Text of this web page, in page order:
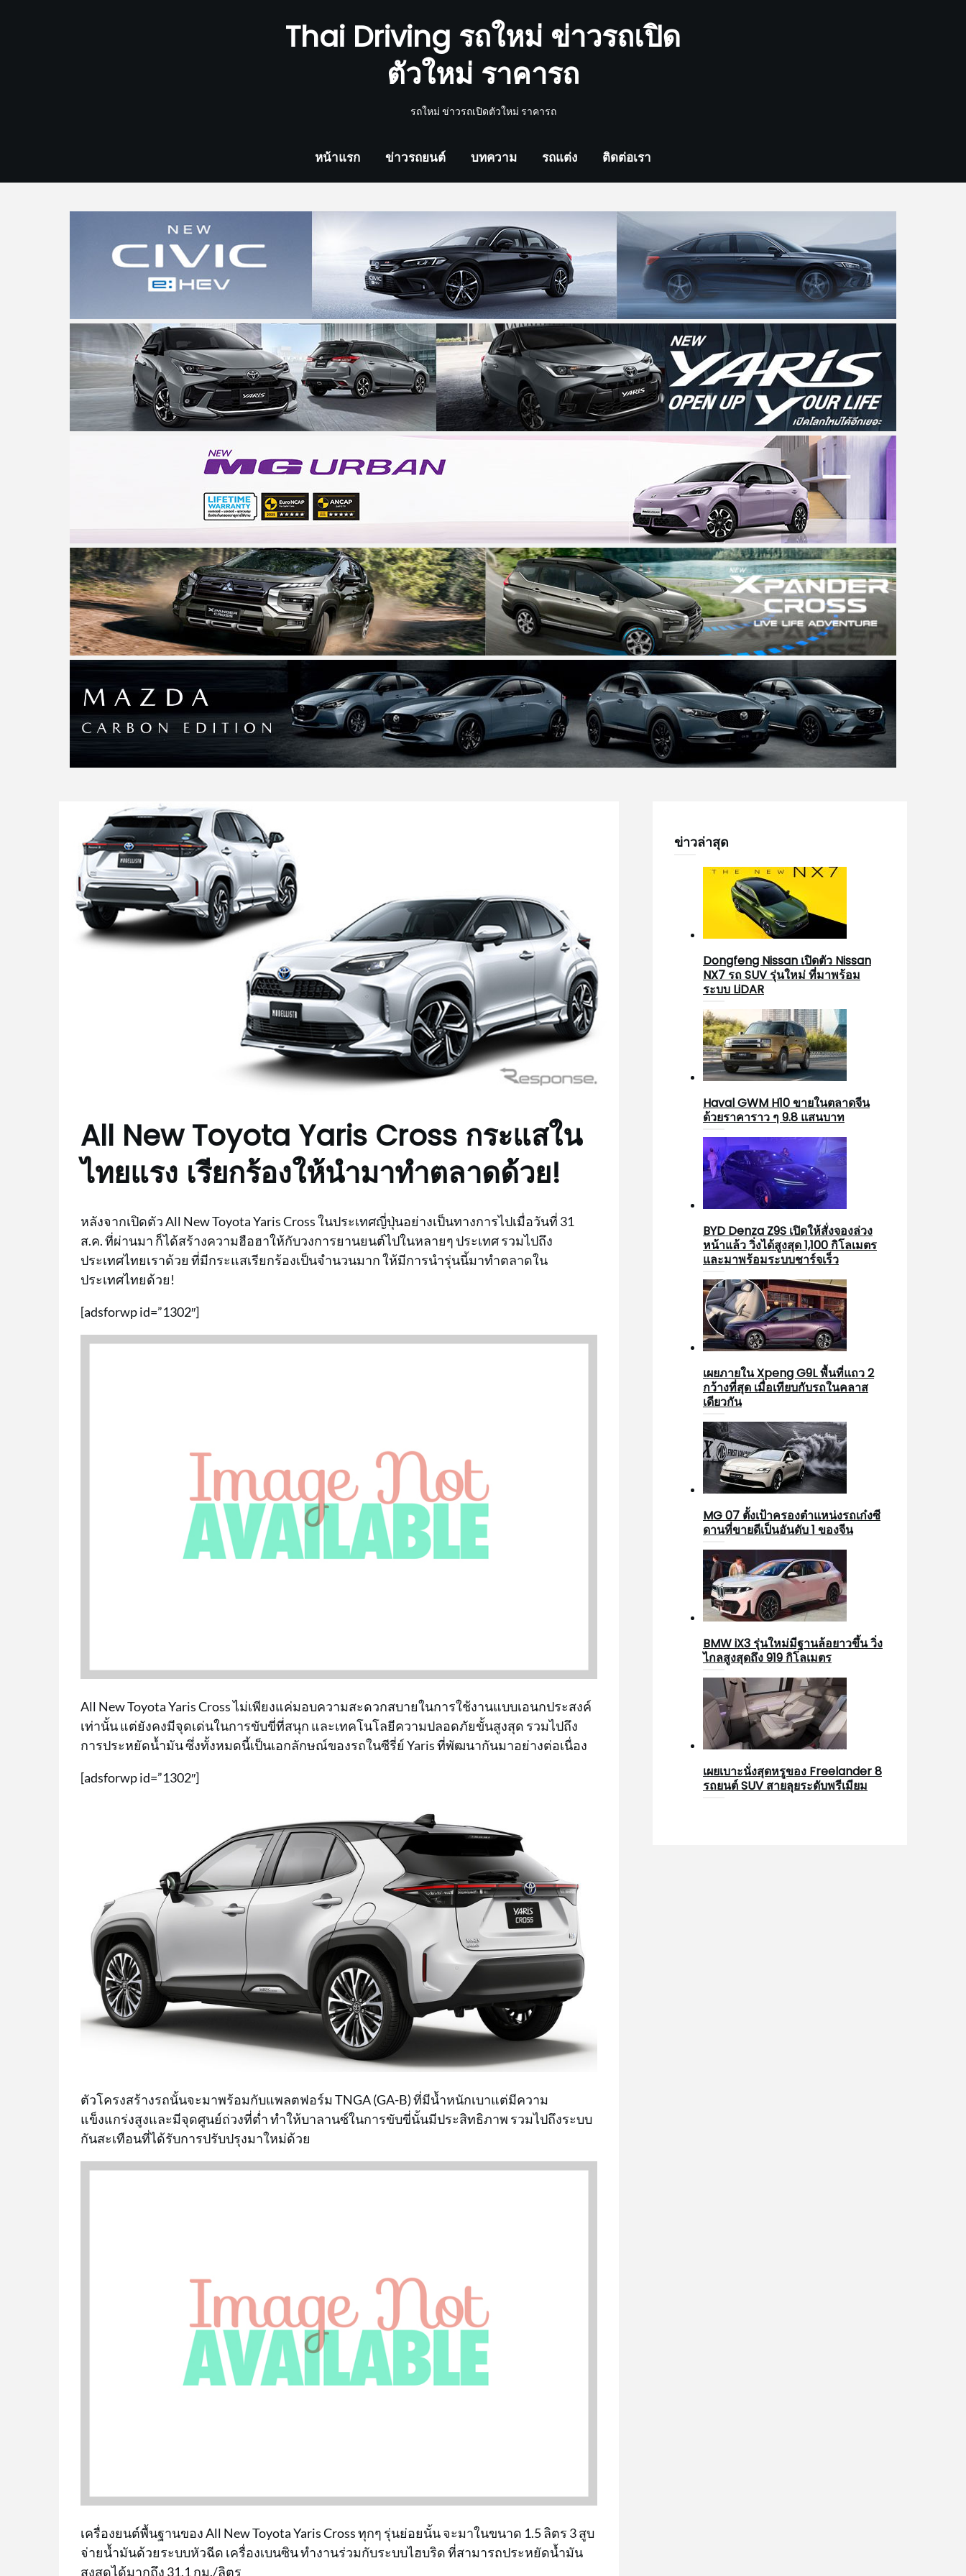
Thai Driving รถใหม่ ข่าวรถเปิด
ตัวใหม่ ราคารถ
รถใหม่ ข่าวรถเปิดตัวใหม่ ราคารถ
หน้าแรก ข่าวรถยนต์ บทความ รถแต่ง ติดต่อเรา
All New Toyota Yaris Cross กระแสใน
ไทยแรง เรียกร้องให้นำมาทำตลาดด้วย!
หลังจากเปิดตัว All New Toyota Yaris Cross ในประเทศญี่ปุ่นอย่างเป็นทางการไปเมื่อวันที่ 31
ส.ค. ที่ผ่านมา ก็ได้สร้างความฮือฮาให้กับวงการยานยนต์ไปในหลายๆ ประเทศ รวมไปถึง
ประเทศไทยเราด้วย ที่มีกระแสเรียกร้องเป็นจำนวนมาก ให้มีการนำรุ่นนี้มาทำตลาดใน
ประเทศไทยด้วย!
[adsforwp id=”1302″]
All New Toyota Yaris Cross ไม่เพียงแค่มอบความสะดวกสบายในการใช้งานแบบเอนกประสงค์
เท่านั้น แต่ยังคงมีจุดเด่นในการขับขี่ที่สนุก และเทคโนโลยีความปลอดภัยขั้นสูงสุด รวมไปถึง
การประหยัดน้ำมัน ซึ่งทั้งหมดนี้เป็นเอกลักษณ์ของรถในซีรี่ย์ Yaris ที่พัฒนากันมาอย่างต่อเนื่อง
[adsforwp id=”1302″]
ตัวโครงสร้างรถนั้นจะมาพร้อมกับแพลตฟอร์ม TNGA (GA-B) ที่มีน้ำหนักเบาแต่มีความ
แข็งแกร่งสูงและมีจุดศูนย์ถ่วงที่ต่ำ ทำให้บาลานซ์ในการขับขี่นั้นมีประสิทธิภาพ รวมไปถึงระบบ
กันสะเทือนที่ได้รับการปรับปรุงมาใหม่ด้วย
เครื่องยนต์พื้นฐานของ All New Toyota Yaris Cross ทุกๆ รุ่นย่อยนั้น จะมาในขนาด 1.5 ลิตร 3 สูบ
จ่ายน้ำมันด้วยระบบหัวฉีด เครื่องเบนซิน ทำงานร่วมกับระบบไฮบริด ที่สามารถประหยัดน้ำมัน
สูงสุดได้มากถึง 31.1 กม./ลิตร
ข่าวล่าสุด
Dongfeng Nissan เปิดตัว Nissan
NX7 รถ SUV รุ่นใหม่ ที่มาพร้อม
ระบบ LiDAR
Haval GWM H10 ขายในตลาดจีน
ด้วยราคาราว ๆ 9.8 แสนบาท
BYD Denza Z9S เปิดให้สั่งจองล่วง
หน้าแล้ว วิ่งได้สูงสุด 1,100 กิโลเมตร
และมาพร้อมระบบชาร์จเร็ว
เผยภายใน Xpeng G9L พื้นที่แถว 2
กว้างที่สุด เมื่อเทียบกับรถในคลาส
เดียวกัน
MG 07 ตั้งเป้าครองตำแหน่งรถเก๋งซี
ดานที่ขายดีเป็นอันดับ 1 ของจีน
BMW iX3 รุ่นใหม่มีฐานล้อยาวขึ้น วิ่ง
ไกลสูงสุดถึง 919 กิโลเมตร
เผยเบาะนั่งสุดหรูของ Freelander 8
รถยนต์ SUV สายลุยระดับพรีเมียม